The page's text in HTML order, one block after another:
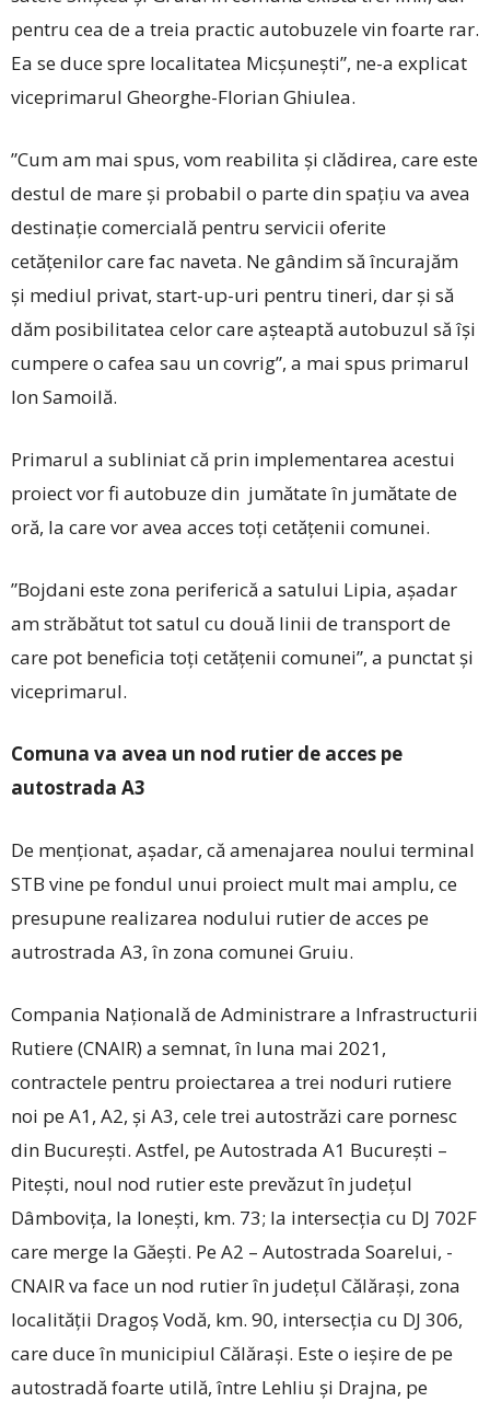
pentru cea de a treia practic autobuzele vin foarte rar.
Ea se duce spre localitatea Micșunești”, ne-a explicat
viceprimarul Gheorghe-Florian Ghiulea.
”Cum am mai spus, vom reabilita și clădirea, care este
destul de mare și probabil o parte din spațiu va avea
destinație comercială pentru servicii oferite
cetățenilor care fac naveta. Ne gândim să încurajăm
și mediul privat, start-up-uri pentru tineri, dar și să
dăm posibilitatea celor care așteaptă autobuzul să își
cumpere o cafea sau un covrig”, a mai spus primarul
Ion Samoilă.
Primarul a subliniat că prin implementarea acestui
proiect vor fi autobuze din jumătate în jumătate de
oră, la care vor avea acces toți cetățenii comunei.
”Bojdani este zona periferică a satului Lipia, așadar
am străbătut tot satul cu două linii de transport de
care pot beneficia toți cetățenii comunei”, a punctat și
viceprimarul.
Comuna va avea un nod rutier de acces pe
autostrada A3
De menționat, așadar, că amenajarea noului terminal
STB vine pe fondul unui proiect mult mai amplu, ce
presupune realizarea nodului rutier de acces pe
autrostrada A3, în zona comunei Gruiu.
Compania Națională de Administrare a Infrastructurii
Rutiere ­(CNAIR) a semnat, în luna mai 2021,
contractele pentru proiectarea a trei noduri rutiere
noi pe A1, A2, și A3, cele trei autostrăzi care pornesc
din București. Astfel, pe Autostrada A1 București –
Pitești, noul nod rutier este prevăzut în judeţul
Dâmboviţa, la Ionești, km. 73; la intersecţia cu DJ 702F
care merge la Găești. Pe A2 – Autostrada Soarelui, ­
CNAIR va face un nod rutier în judeţul Călărași, zona
localităţii Dragoș Vodă, km. 90, intersecţia cu DJ 306,
care duce în municipiul Călărași. Este o ieșire de pe
autostradă foarte utilă, între Lehliu și Drajna, pe